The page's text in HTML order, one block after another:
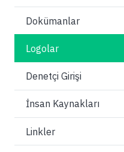
Dokümanlar
Logolar
Denetçi Girişi
İnsan Kaynakları
Linkler